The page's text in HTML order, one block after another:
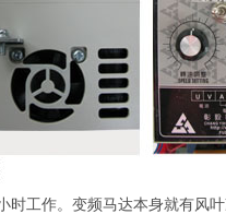
时工作。变频马达本身就有风